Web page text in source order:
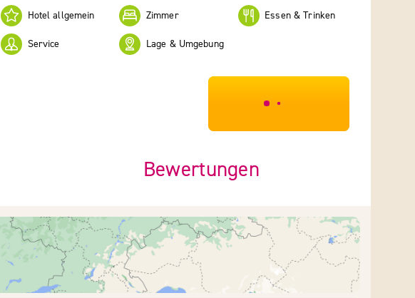
Hotel allgemein Zimmer Essen & Trinken
Service Lage & Umgebung
***************
Bewertungen